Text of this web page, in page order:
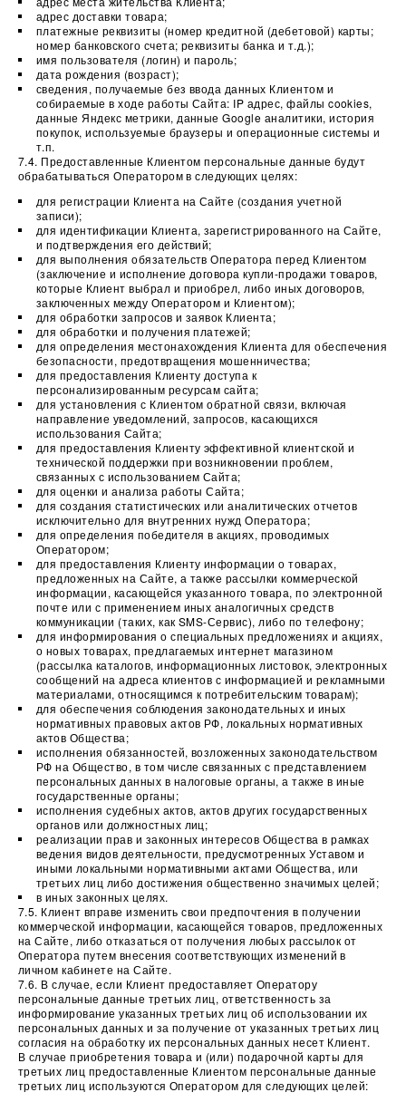
адрес доставки товара;
платежные реквизиты (номер кредитной (дебетовой) карты;
номер банковского счета; реквизиты банка и т.д.);
имя пользователя (логин) и пароль;
дата рождения (возраст);
сведения, получаемые без ввода данных Клиентом и
собираемые в ходе работы Сайта: IP адрес, файлы cookies,
данные Яндекс метрики, данные Google аналитики, история
покупок, используемые браузеры и операционные системы и
т.п.
7.4. Предоставленные Клиентом персональные данные будут
обрабатываться Оператором в следующих целях:
для регистрации Клиента на Сайте (создания учетной
записи);
для идентификации Клиента, зарегистрированного на Сайте,
и подтверждения его действий;
для выполнения обязательств Оператора перед Клиентом
(заключение и исполнение договора купли-продажи товаров,
которые Клиент выбрал и приобрел, либо иных договоров,
заключенных между Оператором и Клиентом);
для обработки запросов и заявок Клиента;
для обработки и получения платежей;
для определения местонахождения Клиента для обеспечения
безопасности, предотвращения мошенничества;
для предоставления Клиенту доступа к
персонализированным ресурсам сайта;
для установления с Клиентом обратной связи, включая
направление уведомлений, запросов, касающихся
использования Сайта;
для предоставления Клиенту эффективной клиентской и
технической поддержки при возникновении проблем,
связанных с использованием Сайта;
для оценки и анализа работы Сайта;
для создания статистических или аналитических отчетов
исключительно для внутренних нужд Оператора;
для определения победителя в акциях, проводимых
Оператором;
для предоставления Клиенту информации о товарах,
предложенных на Сайте, а также рассылки коммерческой
информации, касающейся указанного товара, по электронной
почте или с применением иных аналогичных средств
коммуникации (таких, как SMS-Сервис), либо по телефону;
для информирования о специальных предложениях и акциях,
о новых товарах, предлагаемых интернет магазином
(рассылка каталогов, информационных листовок, электронных
сообщений на адреса клиентов с информацией и рекламными
материалами, относящимся к потребительским товарам);
для обеспечения соблюдения законодательных и иных
нормативных правовых актов РФ, локальных нормативных
актов Общества;
исполнения обязанностей, возложенных законодательством
РФ на Общество, в том числе связанных с представлением
персональных данных в налоговые органы, а также в иные
государственные органы;
исполнения судебных актов, актов других государственных
органов или должностных лиц;
реализации прав и законных интересов Общества в рамках
ведения видов деятельности, предусмотренных Уставом и
иными локальными нормативными актами Общества, или
третьих лиц либо достижения общественно значимых целей;
в иных законных целях.
7.5. Клиент вправе изменить свои предпочтения в получении
коммерческой информации, касающейся товаров, предложенных
на Сайте, либо отказаться от получения любых рассылок от
Оператора путем внесения соответствующих изменений в
личном кабинете на Сайте.
7.6. В случае, если Клиент предоставляет Оператору
персональные данные третьих лиц, ответственность за
информирование указанных третьих лиц об использовании их
персональных данных и за получение от указанных третьих лиц
согласия на обработку их персональных данных несет Клиент.
В случае приобретения товара и (или) подарочной карты для
третьих лиц предоставленные Клиентом персональные данные
третьих лиц используются Оператором для следующих целей: